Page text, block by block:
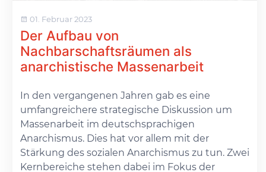
01. Februar 2023
Der Aufbau von
Nachbarschaftsräumen als
anarchistische Massenarbeit
In den vergangenen Jahren gab es eine
umfangreichere strategische Diskussion um
Massenarbeit im deutschsprachigen
Anarchismus. Dies hat vor allem mit der
Stärkung des sozialen Anarchismus zu tun. Zwei
Kernbereiche stehen dabei im Fokus der